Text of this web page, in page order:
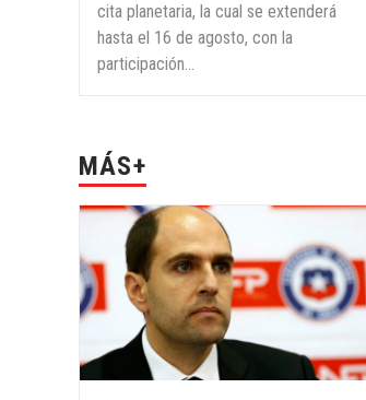
cita planetaria, la cual se extenderá
hasta el 16 de agosto, con la
participación...
MÁS+